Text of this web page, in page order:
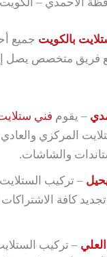
الأحمدي – الكويت
بالكويت جميع
فريق متخصص يصل
– يقوم فني
المركزي
والشاشات.
– تركيب
كافة
– تركيب